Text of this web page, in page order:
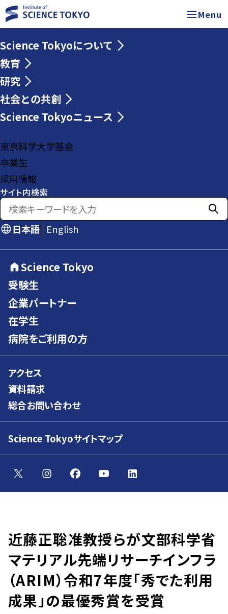
Menu
Science Tokyoについて
教育
研究
社会との共創
Science Tokyoニュース
東京科学大学基金
卒業生
採用情報
サイト内検索
日本語 English
Science Tokyo
受験生
企業パートナー
在学生
病院をご利用の方
アクセス
資料請求
総合お問い合わせ
Science Tokyoサイトマップ
近藤正聡准教授らが文部科学省
マテリアル先端リサーチインフラ
（ARIM）令和7年度「秀でた利用
成果」の最優秀賞を受賞